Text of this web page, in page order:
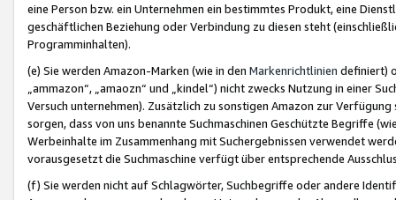
eine Person bzw. ein Unternehmen ein bestimmtes Produkt, eine
geschäftlichen Beziehung oder Verbindung zu diesen steht
Programminhalten).
(e) Sie werden Amazon-Marken (wie in den Markenrichtlinien definiert)
„ammazon“, „amaozn“ und „kindel“) nicht zwecks Nutzung in einer
Versuch unternehmen). Zusätzlich zu sonstigen Amazon zur
sorgen, dass von uns benannte Suchmaschinen Geschützte Begriffe
Werbeinhalte im Zusammenhang mit Suchergebnissen verwendet
vorausgesetzt die Suchmaschine verfügt über entsprechende
(f) Sie werden nicht auf Schlagwörter, Suchbegriffe oder andere